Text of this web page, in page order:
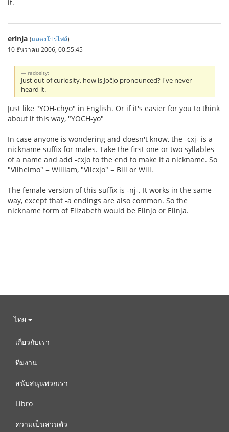
it.
erinja (แสดงโปรไฟล์)
10 ธันวาคม 2006, 00:55:45
radosity:
Just out of curiosity, how is Joĉjo pronounced? I've never
heard it.
Just like "YOH-chyo" in English. Or if it's easier for you to think
about it this way, "YOCH-yo"
In case anyone is wondering and doesn't know, the -cxj- is a
nickname suffix for males. Take the first one or two syllables
of a name and add -cxjo to the end to make it a nickname. So
"Vilhelmo" = William, "Vilcxjo" = Bill or Will.
The female version of this suffix is -nj-. It works in the same
way, except that -a endings are also common. So the
nickname form of Elizabeth would be Elinjo or Elinja.
ไทย
เกี่ยวกับเรา
ทีมงาน
สนับสนุนพวกเรา
Libro
ความเป็นส่วนตัว